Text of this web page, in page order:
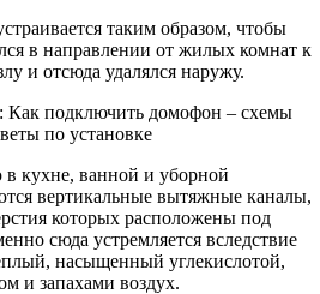
таким образом, чтобы
в направлении от жилых комнат к
и отсюда удалялся наружу.
Как подключить домофон – схемы
по установке
кухне, ванной и уборной
вертикальные вытяжные каналы,
которых расположены под
сюда устремляется вследствие
насыщенный углекислотой,
и запахами воздух.